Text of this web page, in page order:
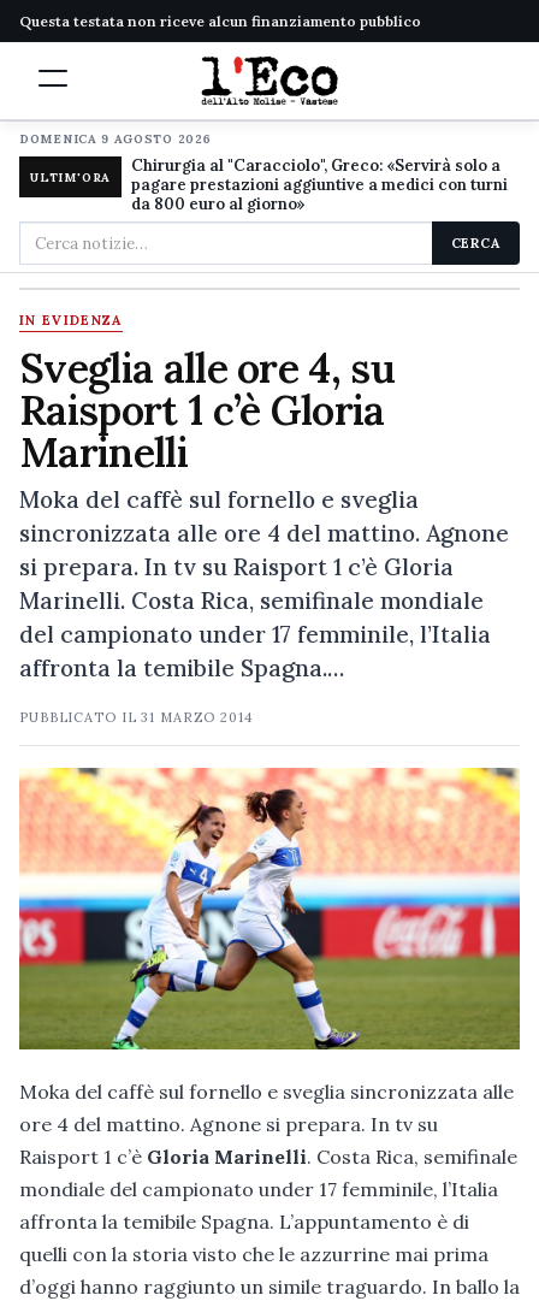
Questa testata non riceve alcun finanziamento pubblico
DOMENICA 9 AGOSTO 2026
ULTIM'ORA
Chirurgia al "Caracciolo", Greco: «Servirà solo a
pagare prestazioni aggiuntive a medici con turni
da 800 euro al giorno»
Cerca
nel
sito
CERCA
IN EVIDENZA
Sveglia alle ore 4, su
Raisport 1 c’è Gloria
Marinelli
Moka del caffè sul fornello e sveglia
sincronizzata alle ore 4 del mattino. Agnone
si prepara. In tv su Raisport 1 c’è Gloria
Marinelli. Costa Rica, semifinale mondiale
del campionato under 17 femminile, l’Italia
affronta la temibile Spagna.…
PUBBLICATO IL31 MARZO 2014
Moka del caffè sul fornello e sveglia sincronizzata alle
ore 4 del mattino. Agnone si prepara. In tv su
Raisport 1 c’è Gloria Marinelli. Costa Rica, semifinale
mondiale del campionato under 17 femminile, l’Italia
affronta la temibile Spagna. L’appuntamento è di
quelli con la storia visto che le azzurrine mai prima
d’oggi hanno raggiunto un simile traguardo. In ballo la